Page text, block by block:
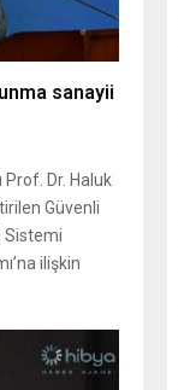
sanayii
Dr. Haluk
Güvenli
Sistemi
ilişkin